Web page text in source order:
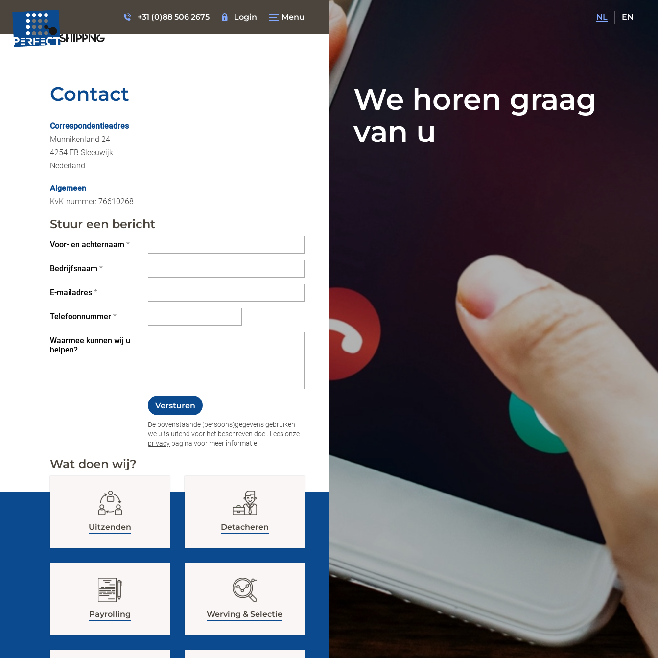
+31 (0)88 506 2675 Login Menu NL EN
Contact
Correspondentieadres
Munnikenland 24
4254 EB Sleeuwijk
Nederland
Algemeen
KvK-nummer: 76610268
Stuur een bericht
Voor- en achternaam *
Bedrijfsnaam *
E-mailadres *
Telefoonnummer *
Waarmee kunnen wij u
helpen?
Versturen
De bovenstaande (persoons)gegevens gebruiken
we uitsluitend voor het beschreven doel. Lees onze
privacy pagina voor meer informatie.
Wat doen wij?
Uitzenden Detacheren
Payrolling Werving & Selectie
We horen graag
van u